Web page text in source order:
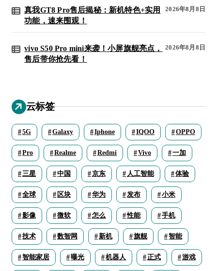
真我GT8 Pro售后揭秘：新机特色+实用
功能，速来围观！
2026年8月8日
vivo S50 Pro mini来袭！小屏旗舰亮点，
售后带你抢先看！
2026年8月8日
云标签
5G Galaxy Iphone IQOO OPPO
Pro Realme Redmi Vivo 一加
三星 中国 京东 人工智能 体验
全球 区块 华为 发布 小米
影像 微软 怎么 性能 手机
技术 数智网 新机 旗舰 智能
智能家居 曝光 机器人 正式 游戏